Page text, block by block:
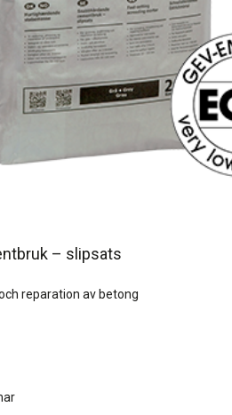
– slipsats
reparation av betong